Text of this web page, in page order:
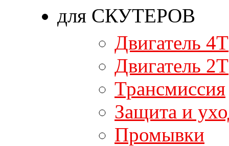
для СКУТЕРОВ
Двигатель 4T
Двигатель 2T
Трансмиссия
Защита и
Промывки